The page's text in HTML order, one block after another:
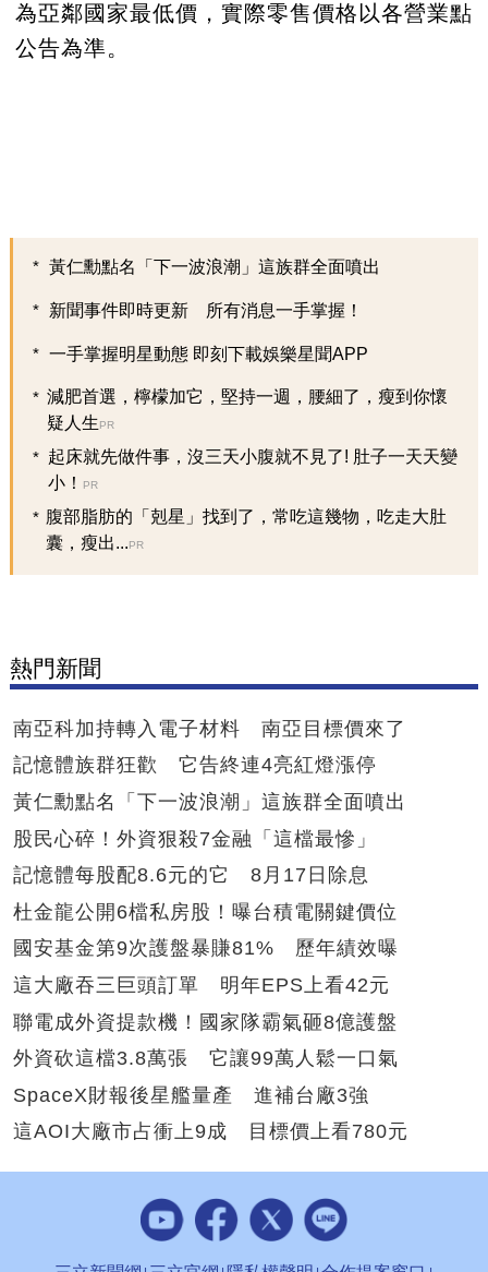
為亞鄰國家最低價，實際零售價格以各營業點
公告為準。
黃仁勳點名「下一波浪潮」這族群全面噴出
新聞事件即時更新 所有消息一手掌握！
一手掌握明星動態 即刻下載娛樂星聞APP
減肥首選，檸檬加它，堅持一週，腰細了，瘦到你懷
疑人生PR
起床就先做件事，沒三天小腹就不見了! 肚子一天天變
小！
PR
腹部脂肪的「剋星」找到了，常吃這幾物，吃走大肚
囊，瘦出...PR
熱門新聞
南亞科加持轉入電子材料 南亞目標價來了
記憶體族群狂歡 它告終連4亮紅燈漲停
黃仁勳點名「下一波浪潮」這族群全面噴出
股民心碎！外資狠殺7金融「這檔最慘」
記憶體每股配8.6元的它 8月17日除息
杜金龍公開6檔私房股！曝台積電關鍵價位
國安基金第9次護盤暴賺81% 歷年績效曝
這大廠吞三巨頭訂單 明年EPS上看42元
聯電成外資提款機！國家隊霸氣砸8億護盤
外資砍這檔3.8萬張 它讓99萬人鬆一口氣
SpaceX財報後星艦量產 進補台廠3強
這AOI大廠市占衝上9成 目標價上看780元